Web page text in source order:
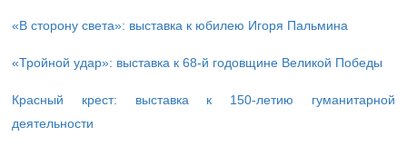
«В сторону света»: выставка к юбилею Игоря Пальмина
«Тройной удар»: выставка к 68-й годовщине Великой Победы
Красный крест: выставка к 150-летию гуманитарной
деятельности